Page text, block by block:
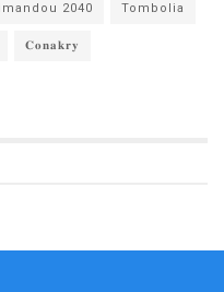
2040 Tombolia
𝐂𝐨𝐧𝐚𝐤𝐫𝐲